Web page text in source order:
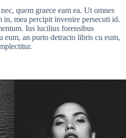
quem graece eam ea. Ut omnes
in, mea percipit invenire persecuti id.
Ius lucilius forensibus
eum, an purto detracto libris cu eum,